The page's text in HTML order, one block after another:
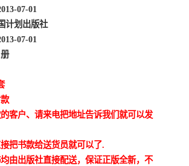
07-01
计划出版社
07-01
客户、请来电把地址告诉我们就可以发
把书款给送货员就可以了.
由出版社直接配送，保证正版全新，不